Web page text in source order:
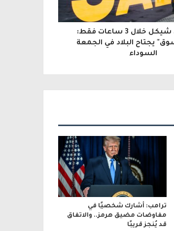
350 مليون شيكل خلال 3 ساعات فقط:
يجتاح البلاد في الجمعة
السوداء
ترامب: أشارك شخصيًا في
مفاوضات مضيق هرمز.. والاتفاق
قد يُنجز قريبًا